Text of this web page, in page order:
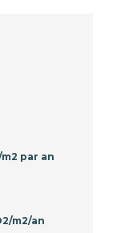
par an
m2/an